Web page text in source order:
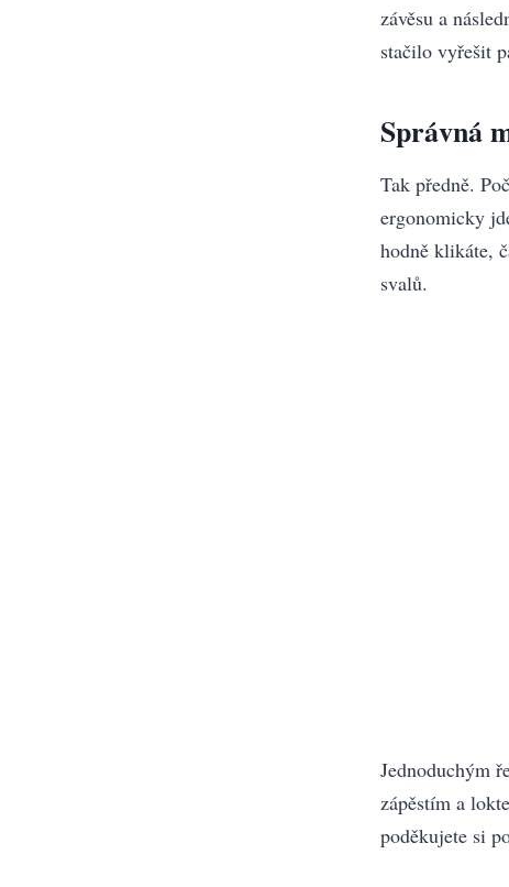
závěsu a
stačilo vyřešit
Správná
Tak předně.
ergonomicky
hodně klikáte,
svalů.
Jednoduchým
zápěstím a
poděkujete si